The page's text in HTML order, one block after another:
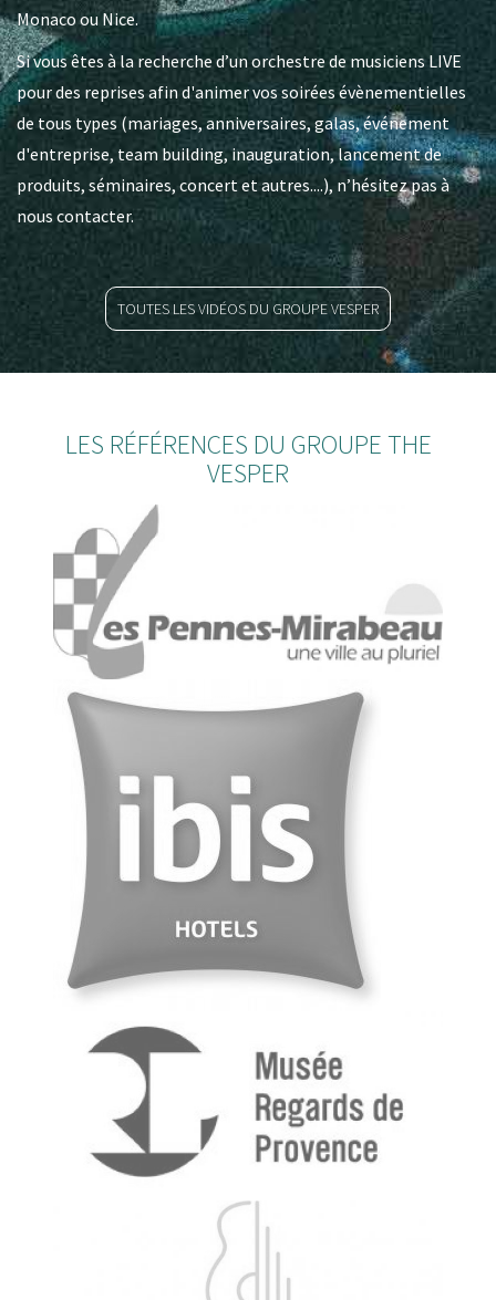
Monaco ou Nice.
Si vous êtes à la recherche d’un orchestre de musiciens LIVE
pour des reprises afin d'animer vos soirées évènementielles
de tous types (mariages, anniversaires, galas, événement
d'entreprise, team building, inauguration, lancement de
produits, séminaires, concert et autres....), n’hésitez pas à
nous contacter.
TOUTES LES VIDÉOS DU GROUPE VESPER
LES RÉFÉRENCES DU GROUPE THE
VESPER